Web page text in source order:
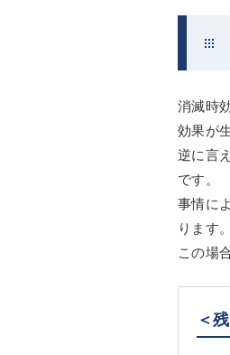
消滅時
効果が
逆に言
です。
事情に
ります。
この場
＜